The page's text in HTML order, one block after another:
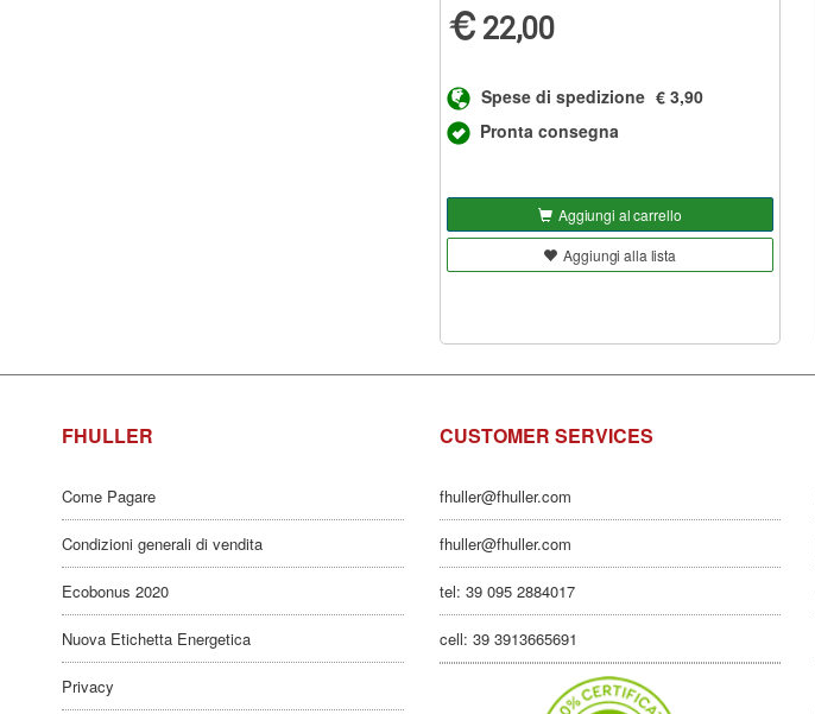
22,00
Spese di spedizione € 3,90
Pronta consegna
Aggiungi al carrello
Aggiungi alla lista
FHULLER
Come Pagare
Condizioni generali di vendita
Ecobonus 2020
Nuova Etichetta Energetica
Privacy
CUSTOMER SERVICES
fhuller@fhuller.com
fhuller@fhuller.com
tel: 39 095 2884017
cell: 39 3913665691